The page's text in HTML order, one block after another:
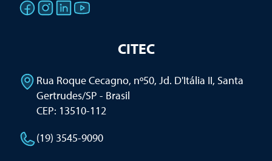
CITEC
Rua Roque Cecagno, nº50, Jd. D'Itália II, Santa
Gertrudes/SP - Brasil
CEP: 13510-112
(19) 3545-9090